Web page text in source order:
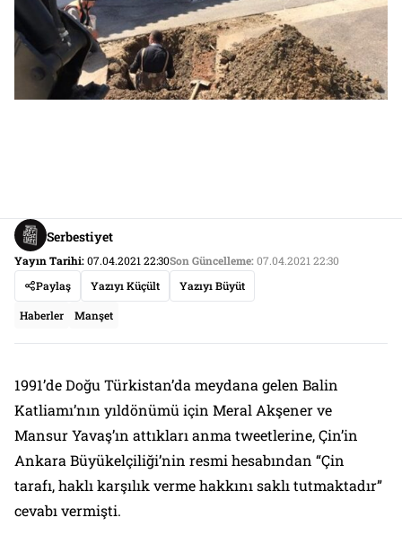
Serbestiyet
Yayın Tarihi:07.04.2021 22:30Son Güncelleme:07.04.2021 22:30
Paylaş
Yazıyı Küçült Yazıyı Büyüt
Haberler Manşet
1991’de Doğu Türkistan’da meydana gelen Balin
Katliamı’nın yıldönümü için Meral Akşener ve
Mansur Yavaş’ın attıkları anma tweetlerine, Çin’in
Ankara Büyükelçiliği’nin resmi hesabından “Çin
tarafı, haklı karşılık verme hakkını saklı tutmaktadır”
cevabı vermişti.